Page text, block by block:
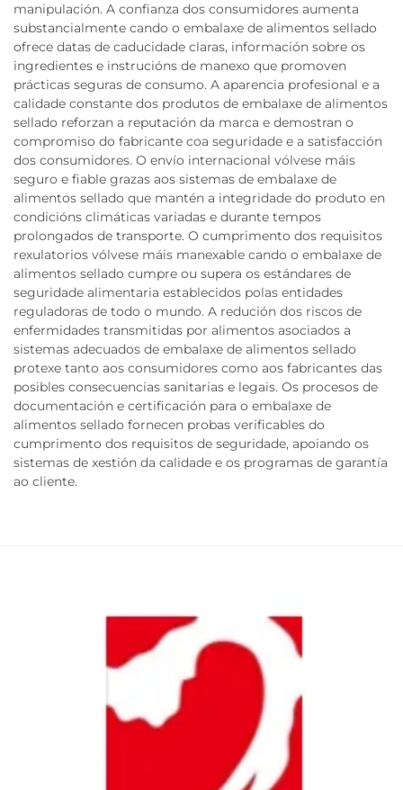
manipulación. A confianza dos consumidores aumenta
substancialmente cando o embalaxe de alimentos sellado
ofrece datas de caducidade claras, información sobre os
ingredientes e instrucións de manexo que promoven
prácticas seguras de consumo. A aparencia profesional e a
calidade constante dos produtos de embalaxe de alimentos
sellado reforzan a reputación da marca e demostran o
compromiso do fabricante coa seguridade e a satisfacción
dos consumidores. O envío internacional vólvese máis
seguro e fiable grazas aos sistemas de embalaxe de
alimentos sellado que mantén a integridade do produto en
condicións climáticas variadas e durante tempos
prolongados de transporte. O cumprimento dos requisitos
rexulatorios vólvese máis manexable cando o embalaxe de
alimentos sellado cumpre ou supera os estándares de
seguridade alimentaria establecidos polas entidades
reguladoras de todo o mundo. A redución dos riscos de
enfermidades transmitidas por alimentos asociados a
sistemas adecuados de embalaxe de alimentos sellado
protexe tanto aos consumidores como aos fabricantes das
posibles consecuencias sanitarias e legais. Os procesos de
documentación e certificación para o embalaxe de
alimentos sellado fornecen probas verificables do
cumprimento dos requisitos de seguridade, apoiando os
sistemas de xestión da calidade e os programas de garantía
ao cliente.